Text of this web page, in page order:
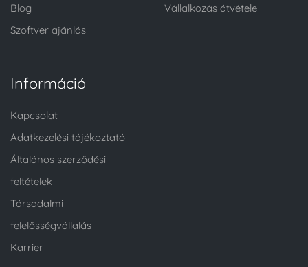
Blog
Szoftver ajánlás
Vállalkozás átvétele
Információ
Kapcsolat
Adatkezelési tájékoztató
Általános szerződési
feltételek
Társadalmi
felelősségvállalás
Karrier